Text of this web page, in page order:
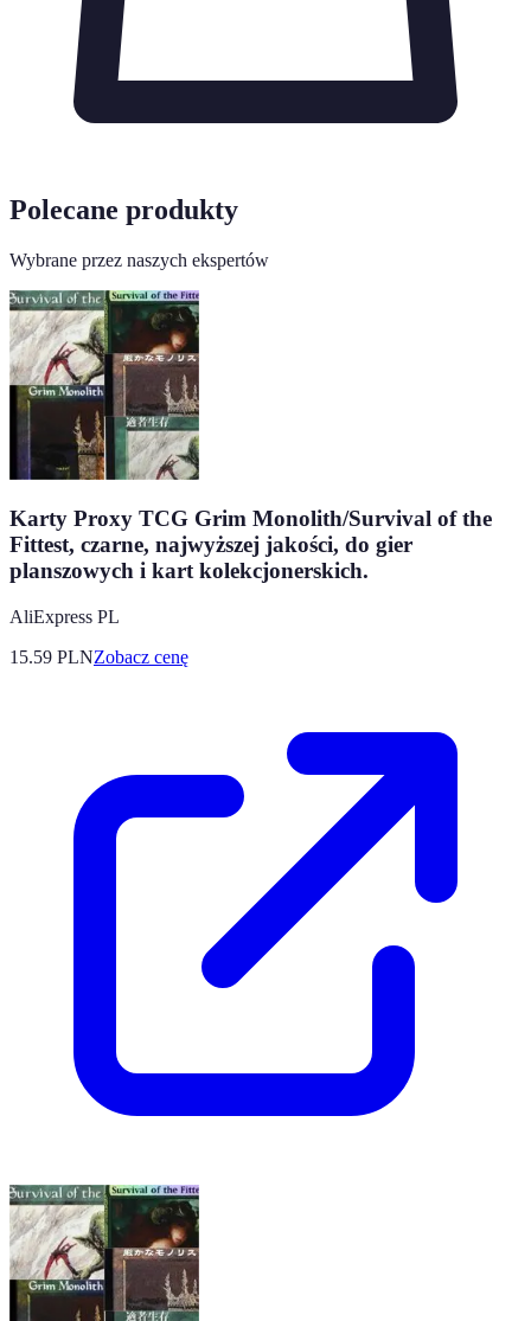
Polecane produkty
Wybrane przez naszych ekspertów
Karty Proxy TCG Grim Monolith/Survival of the
Fittest, czarne, najwyższej jakości, do gier
planszowych i kart kolekcjonerskich.
AliExpress PL
15.59 PLNZobacz cenę